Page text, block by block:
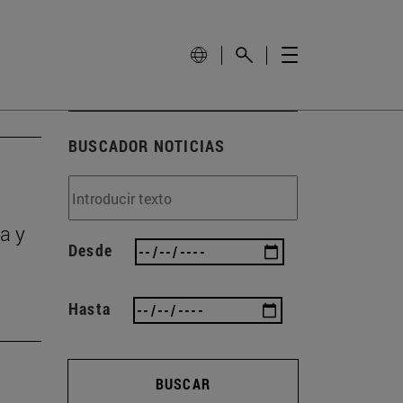
y
BUSCADOR NOTICIAS
Desde
Hasta
BUSCAR